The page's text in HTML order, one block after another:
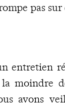
pas sur
entretien
moindre
avons